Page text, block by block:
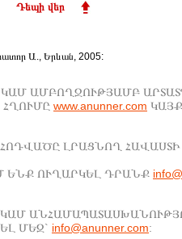
Դեպի վեր
Ա., Երևան, 2005:
ԱՄԲՈՂՋՈՒԹՅԱՄԲ
www.anunner.com
ԼՐԱՑՆՈՂ ՀԱՎԱՍՏԻ
ԵՆՔ ՈՒՂԱՐԿԵԼ ԴՐԱՆՔ
ՄԵԶ` info@anunner.com: